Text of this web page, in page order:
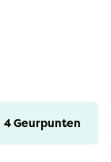
4Geurpunten